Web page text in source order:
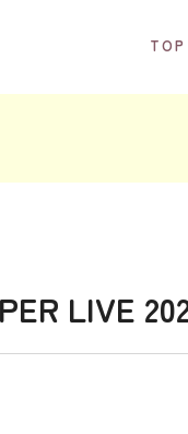
TOP
LIVE